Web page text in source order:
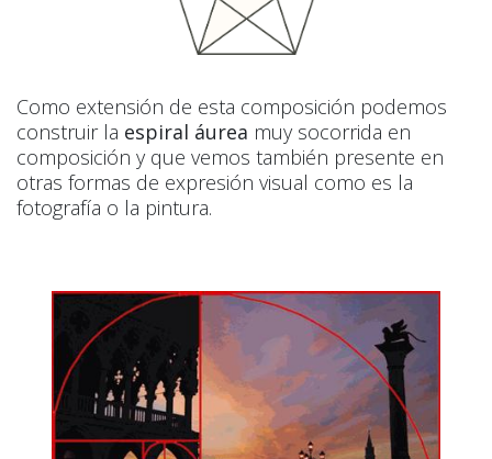
Como extensión de esta composición podemos
construir la espiral áurea muy socorrida en
composición y que vemos también presente en
otras formas de expresión visual como es la
fotografía o la pintura.